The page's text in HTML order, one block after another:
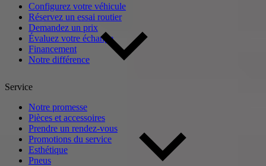
Configurez votre véhicule
Réservez un essai routier
Demandez un prix
Évaluez votre échange
Financement
Notre différence
Service
Notre promesse
Pièces et accessoires
Prendre un rendez-vous
Promotions du service
Esthétique
Pneus